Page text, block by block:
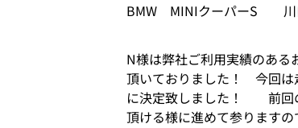
BMW MINIクーパーS 川
N様は弊社ご利用実績のある
頂いておりました！ 今回は
に決定致しました！ 前回
頂ける様に進めて参ります